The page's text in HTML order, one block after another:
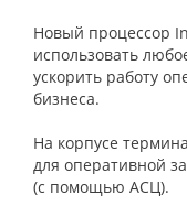
Новый процессор
использовать
ускорить работу
бизнеса.
На корпусе
для оперативной
(с помощью АСЦ).